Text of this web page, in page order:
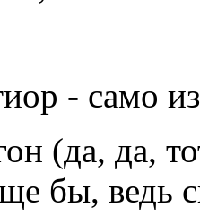
- само
(да, да,
бы, ведь